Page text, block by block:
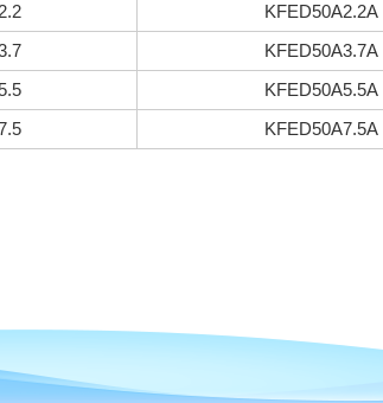
2.2 KFED50A2.2A
KFED50A3.7A
KFED50A5.5A
KFED50A7.5A